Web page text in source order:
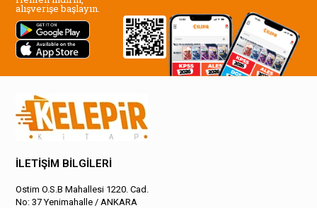
alışverişe başlayın.
İLETİŞİM BİLGİLERİ
Ostim O.S.B Mahallesi 1220. Cad.
No: 37 Yenimahalle / ANKARA